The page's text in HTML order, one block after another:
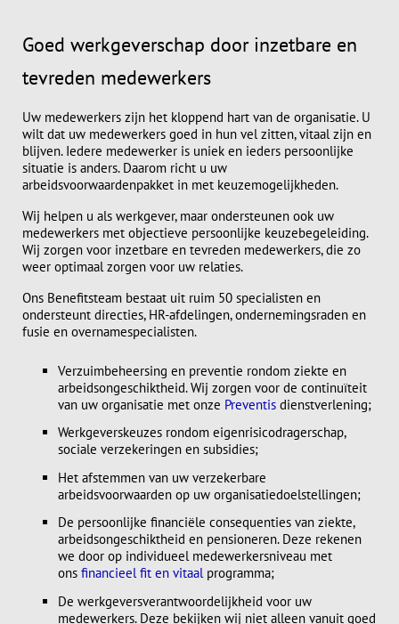
Goed werkgeverschap door inzetbare en
tevreden medewerkers
Uw medewerkers zijn het kloppend hart van de organisatie. U
wilt dat uw medewerkers goed in hun vel zitten, vitaal zijn en
blijven. Iedere medewerker is uniek en ieders persoonlijke
situatie is anders. Daarom richt u uw
arbeidsvoorwaardenpakket in met keuzemogelijkheden.
Wij helpen u als werkgever, maar ondersteunen ook uw
medewerkers met objectieve persoonlijke keuzebegeleiding.
Wij zorgen voor inzetbare en tevreden medewerkers, die zo
weer optimaal zorgen voor uw relaties.
Ons Benefitsteam bestaat uit ruim 50 specialisten en
ondersteunt directies, HR-afdelingen, ondernemingsraden en
fusie en overnamespecialisten.
Verzuimbeheersing en preventie rondom ziekte en
arbeidsongeschiktheid. Wij zorgen voor de continuïteit
van uw organisatie met onze Preventis dienstverlening;
Werkgeverskeuzes rondom eigenrisicodragerschap,
sociale verzekeringen en subsidies;
Het afstemmen van uw verzekerbare
arbeidsvoorwaarden op uw organisatiedoelstellingen;
De persoonlijke financiële consequenties van ziekte,
arbeidsongeschiktheid en pensioneren. Deze rekenen
we door op individueel medewerkersniveau met
ons financieel fit en vitaalprogramma;
De werkgeversverantwoordelijkheid voor uw
medewerkers. Deze bekijken wij niet alleen vanuit goed